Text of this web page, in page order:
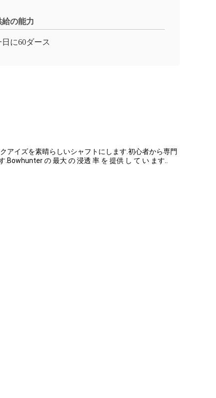
給の能力
日に60ダース
アイズを素晴らしいシャフトにします.初心者から専門
の 最大 の 浸透 率 を 提供 し て い ます..